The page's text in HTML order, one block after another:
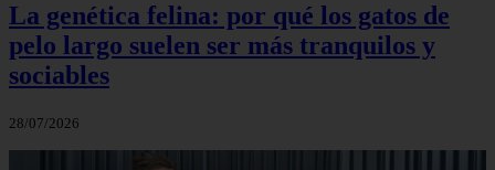
La genética felina: por qué los gatos de
pelo largo suelen ser más tranquilos y
sociables
28/07/2026